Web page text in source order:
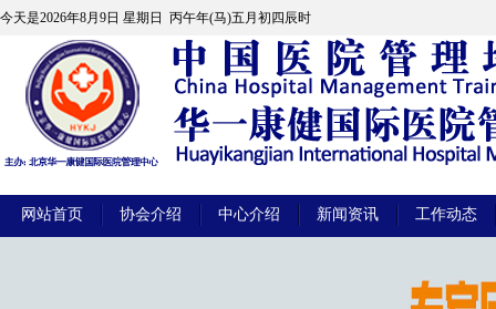
今天是2026年8月9日 星期日 丙午年(马)五月初四辰时
网站首页 协会介绍 中心介绍 新闻资讯 工作动态